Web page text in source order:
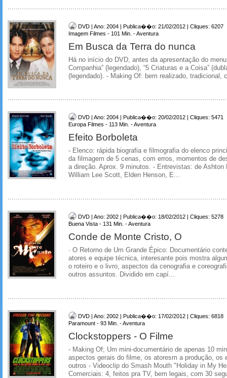
DVD | Ano: 2004 | Publica��o: 21/02/2012 | Cliques: 6207
Imagem Filmes - 101 Min. - Aventura
Em Busca da Terra do nunca
Há no início do DVD, antes da apresentação do
Companhia” (legendado), “5 Criaturas e a Coisa”
(legendado). - Making Of: bem realizado, tradicional,
DVD | Ano: 2004 | Publica��o: 20/02/2012 | Cliques: 5471
Europa Filmes - 113 Min. - Aventura
Efeito Borboleta
- Elenco: rápida biografia e filmografia do elenco
da filmagem de 5 cenas, com erros, momentos de
a direção. Aprox. 9 minutos. - Entrevistas: de Ashton
William Lee Scott, Elden Henson, E...
DVD | Ano: 2002 | Publica��o: 18/02/2012 | Cliques: 5278
Buena Vista - 131 Min. - Aventura
Conde de Monte Cristo, O
· O Retorno de Um Grande Épico: Documentário
atores e equipe técnica, interesante pois mostra
o roteiro e o livro, aspectos da cenografia e
outros assuntos. Dividido em capí...
DVD | Ano: 2002 | Publica��o: 17/02/2012 | Cliques: 6818
Paramount - 93 Min. - Aventura
Clockstoppers - O Filme
- Making Of; Um mini-documentário de apenas 10
aspectos gerais do filme, os atoresm a produção, os
outros - Videoclip do Smash Mouth "Holiday in My
Comerciais: 4, feitos pra TV, bem legais, com 30